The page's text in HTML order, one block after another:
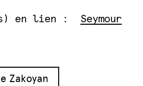
en lien : Seymour
des articles
Zakoyan